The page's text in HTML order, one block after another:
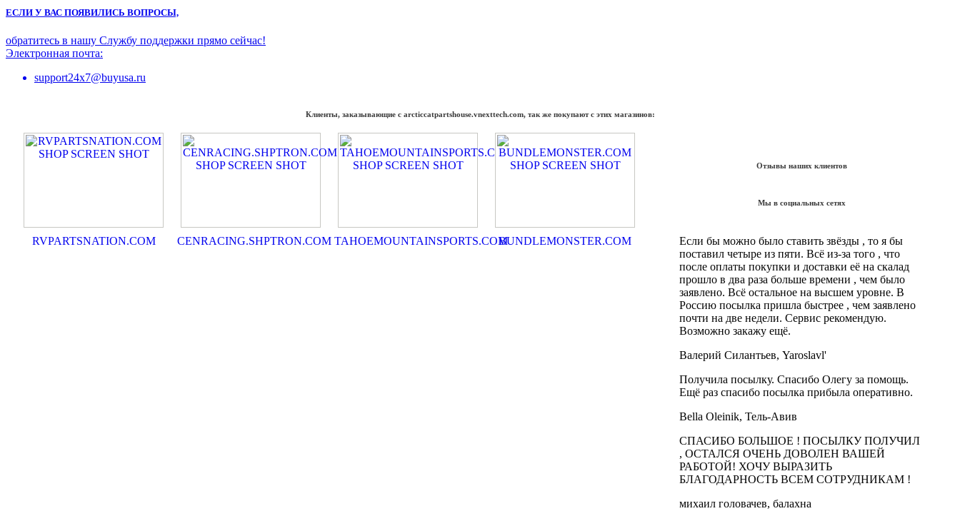
ЕСЛИ У ВАС ПОЯВИЛИСЬ ВОПРОСЫ,
обратитесь в нашу Службу поддержки прямо сейчас!
Электронная почта:
support24x7@buyusa.ru
Клиенты, заказывающие с arcticcatpartshouse.vnexttech.com, так же покупают с этих магазинов:
RVPARTSNATION.COM CENRACING.SHPTRON.COM TAHOEMOUNTAINSPORTS.COMBUNDLEMONSTER.COM
Отзывы наших клиентов
Мы в социальных сетях
Если бы можно было ставить звёзды , то я бы
поставил четыре из пяти. Всё из-за того , что
после оплаты покупки и доставки её на скалад
прошло в два раза больше времени , чем было
заявлено. Всё остальное на высшем уровне. В
Россию посылка пришла быстрее , чем заявлено
почти на две недели. Сервис рекомендую.
Возможно закажу ещё.
Валерий Силантьев, Yaroslavl'
Получила посылку. Спасибо Олегу за помощь.
Ещё раз спасибо посылка прибыла оперативно.
Bella Oleinik, Тель-Авив
СПАСИБО БОЛЬШОЕ ! ПОСЫЛКУ ПОЛУЧИЛ
, ОСТАЛСЯ ОЧЕНЬ ДОВОЛЕН ВАШЕЙ
РАБОТОЙ! ХОЧУ ВЫРАЗИТЬ
БЛАГОДАРНОСТЬ ВСЕМ СОТРУДНИКАМ !
михаил головачев, балахна